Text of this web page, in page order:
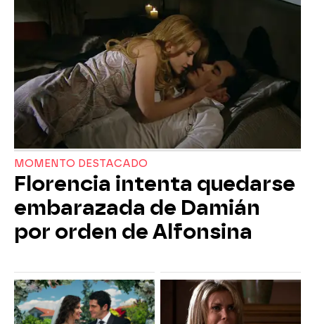
MOMENTO DESTACADO
Florencia intenta quedarse
embarazada de Damián
por orden de Alfonsina